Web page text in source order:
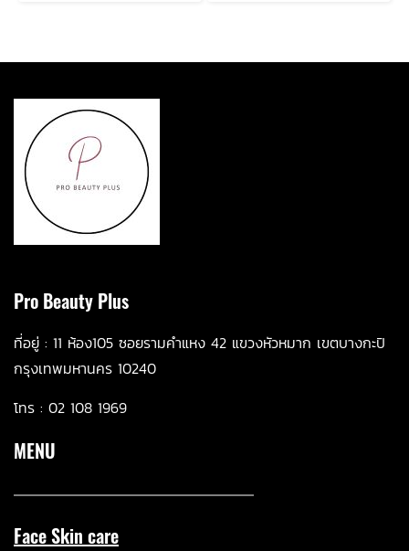
Pro Beauty Plus
ที่อยู่ : 11 ห้อง105 ซอยรามคำแหง 42 แขวงหัวหมาก เขตบางกะปิ
กรุงเทพมหานคร 10240
โทร : 02 108 1969
MENU
Face Skin care